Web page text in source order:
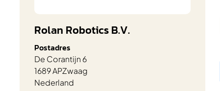
Rolan Robotics B.V.
Postadres
De Corantijn 6
1689 APZwaag
Nederland